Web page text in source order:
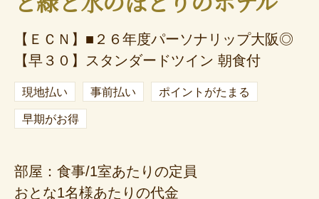
【ＥＣＮ】■２６年度パーソナリップ大阪◎
【早３０】スタンダードツイン 朝食付
現地払い 事前払い ポイントがたまる
早期がお得
部屋：食事/1室あたりの定員
おとな1名様あたりの代金